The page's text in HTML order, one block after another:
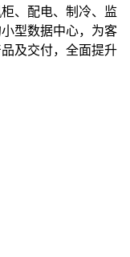
、配电、制冷、监
型数据中心，为客
及交付，全面提升